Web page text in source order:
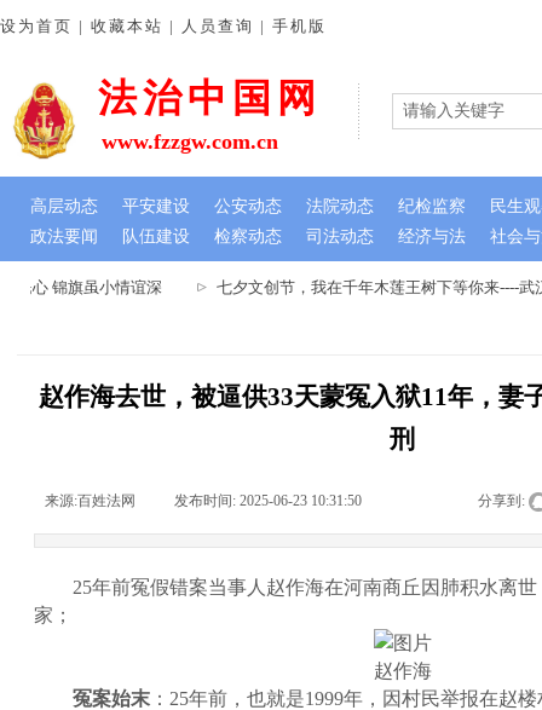
心 锦旗虽小情谊深 七夕文创节，我在千年木莲王树下等你来----武
法治中国网
政法要闻 队伍建设 检察动态 司法动态 经济与法 社会
设为首页 | 收藏本站 | 人员查询 | 手机版
www.fzzgw.com.cn
高层动态 平安建设 公安动态 法院动态 纪检监察 民生
赵作海去世，被逼供33天蒙冤入狱11年，妻
刑
来源:百姓法网 发布时间: 2025-06-23 10:31:50 分享到:
25年前冤假错案当事人赵作海在河南商丘因肺积水离世
家；
赵作海
冤案始末 ：25年前，也就是1999年，因村民举报在赵